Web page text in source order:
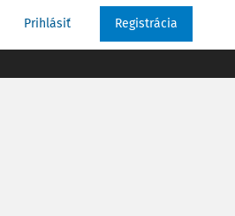
Prihlásiť Registrácia